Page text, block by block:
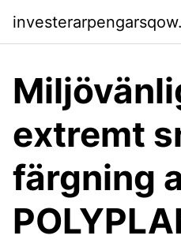
extremt
färgning